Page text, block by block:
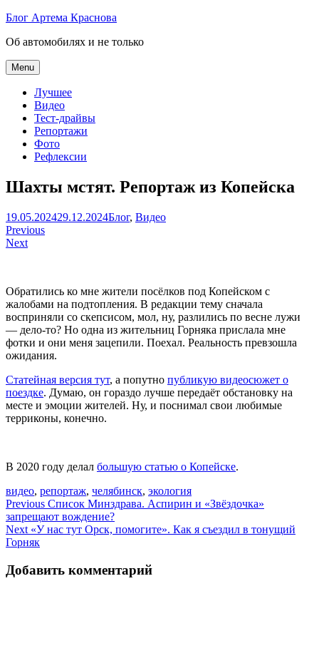
Skip
content
Блог Артема Краснова
Об автомобилях и не только
Menu
Лучшее
Видео
Тест-драйвы
Репортажи
Фото
Рефлексии
Шахты мстят. Репортаж из Копейска
Артем
Краснов
19.05.202429.12.2024Блог, Видео
Навигация
по
Previous
Next
Обратились ко мне жители посёлков под Копейском с
жалобами на подтопления. В редакции тему сначала
восприняли со скепсисом, мол, ну, разлились по весне лужи
— дело-то? Но одна из жительниц Горняка прислала мне
фотки и они меня зацепили. Поехал. Реальность превзошла
ожидания.
Статейная версия тут, а попутно публикую видеосюжет о
поездке. Думаю, он гораздо лучше передаёт обстановку на
месте и эмоции жителей. Ну, и поснимал свои любимые
терриконы, конечно.
В 2020 году делал большую статью о Копейске.
видео, репортаж, челябинск, экология
Навигация
по
записям
Previous Список Минздрава. Аспирин и «Звёздочка»
запрещают вождение?
Next «У нас тут Орск, помогите». Как я съездил в тонущий
Горняк
Добавить комментарий